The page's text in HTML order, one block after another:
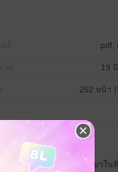
pdf,
19
252 หน้า
ระทับใจ และตกหลุมรักเขาใน